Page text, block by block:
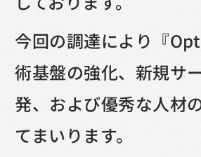
今回の調達により『
術基盤の強化、新規サ
発、および優秀な人材
てまいります。